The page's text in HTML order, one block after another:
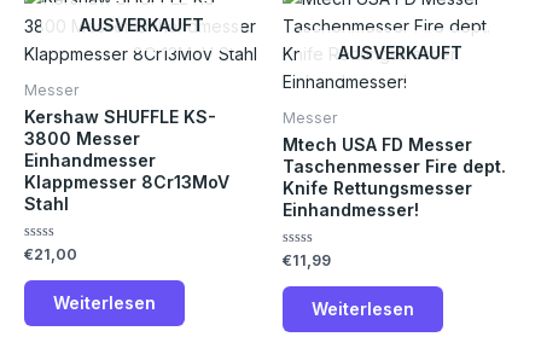
AUSVERKAUFT
Messer
Kershaw SHUFFLE KS-
3800 Messer
Einhandmesser
Klappmesser 8Cr13MoV
Stahl
Bewertet
0
€21,00
Weiterlesen
AUSVERKAUFT
Messer
Mtech USA FD Messer
Taschenmesser Fire dept.
Knife Rettungsmesser
Einhandmesser!
Bewertet
0
€11,99
Weiterlesen